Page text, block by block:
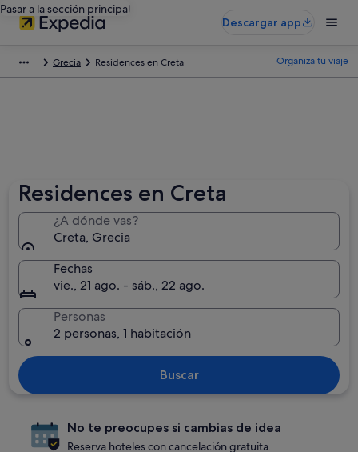
Pasar a la sección principal
Descargar app
Grecia Residences en Creta Organiza tu viaje
Residences en Creta
¿A dónde vas?
Creta, Grecia
Fechas
vie., 21 ago. - sáb., 22 ago.
Personas
2 personas, 1 habitación
Buscar
No te preocupes si cambias de idea
Reserva hoteles con cancelación gratuita.